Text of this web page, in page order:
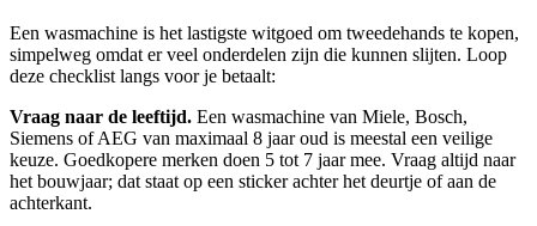
Een wasmachine is het lastigste witgoed om tweedehands te kopen,
simpelweg omdat er veel onderdelen zijn die kunnen slijten. Loop
deze checklist langs voor je betaalt:
Vraag naar de leeftijd. Een wasmachine van Miele, Bosch,
Siemens of AEG van maximaal 8 jaar oud is meestal een veilige
keuze. Goedkopere merken doen 5 tot 7 jaar mee. Vraag altijd naar
het bouwjaar; dat staat op een sticker achter het deurtje of aan de
achterkant.